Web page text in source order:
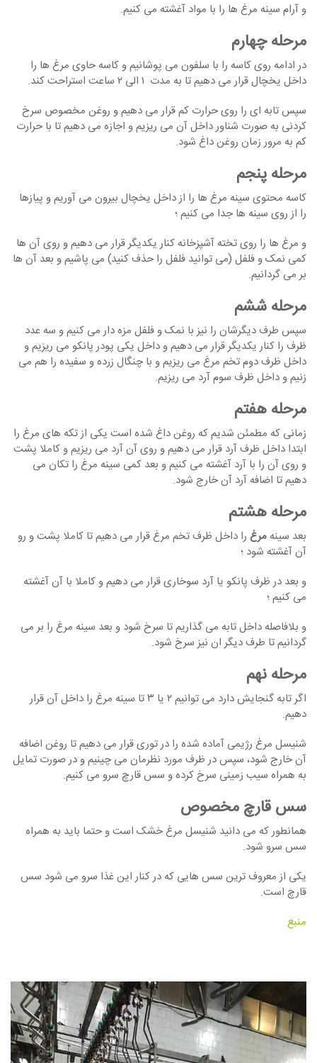
و آرام سینه مرغ ها را با مواد آغشته می کنیم.
مرحله چهارم
در ادامه روی کاسه را با سلفون می پوشانیم و کاسه حاوی مرغ ها را
داخل یخچال قرار می دهیم تا به مدت ۱ الی ۲ ساعت استراحت کند.
سپس تابه ای را روی حرارت کم قرار می دهیم و روغن مخصوص سرخ
کردنی به صورت شناور داخل آن می ریزیم و اجازه می دهیم تا با حرارت
کم به مرور زمان روغن داغ شود.
مرحله پنجم
کاسه محتوی سینه مرغ ها را از داخل یخچال بیرون می آوریم و پیازها
را از روی سینه ها جدا می کنیم ؛
و مرغ ها را روی تخته آشپزخانه کنار یکدیگر قرار می دهیم و روی آن ها
کمی نمک و فلفل (می توانید فلفل را حذف کنید) می پاشیم و بعد آن ها
بر می گردانیم.
مرحله ششم
سپس طرف دیگرشان را نیز با نمک و فلفل مزه دار می کنیم و سه عدد
ظرف را کنار یکدیگر قرار می دهیم و داخل یکی پودر پانکو می ریزیم و
داخل ظرف دوم تخم مرغ می ریزیم و با چنگال زرده و سفیده را هم می
زنیم و داخل ظرف سوم آرد می ریزیم.
مرحله هفتم
زمانی که مطمئن شدیم که روغن داغ شده است یکی از تکه های مرغ را
ابتدا داخل ظرف آرد قرار می دهیم و روی آن آرد می ریزیم و کاملا پشت
و روی آن را با آرد آغشته می کنیم و بعد کمی سینه مرغ را تکان می
دهیم تا اضافه آرد آن خارج شود.
مرحله هشتم
بعد سینه مرغ را داخل ظرف تخم مرغ قرار می دهیم تا کاملا پشت و رو
آن آغشته شود ؛
و بعد در ظرف پانکو یا آرد سوخاری قرار می دهیم و کاملا با آن آغشته
می کنیم ؛
و بلافاصله داخل تابه می گذاریم تا سرخ شود و بعد سینه مرغ را بر می
گردانیم تا طرف دیگر ان نیز سرخ شود.
مرحله نهم
اگر تابه گنجایش دارد می توانیم ۲ یا ۳ تا سینه مرغ را داخل آن قرار
دهیم.
شنیسل مرغ رژیمی آماده شده را در توری قرار می دهیم تا روغن اضافه
آن خارج شود، سپس در ظرف مورد نظرمان می چینیم و در صورت تمایل
به همراه سیب زمینی سرخ کرده و سس قارچ سرو می کنیم.
سس قارچ مخصوص
همانطور که می دانید شنیسل مرغ خشک است و حتما باید به همراه
سس سرو شود.
یکی از معروف ترین سس هایی که در کنار این غذا سرو می شود سس
قارچ است.
منبع